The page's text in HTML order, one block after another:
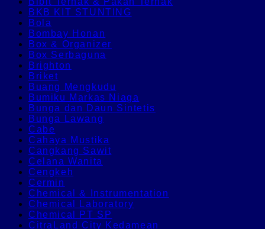
BKB KIT STUNTING
Bola
Bombay Honan
Box & Organizer
Box Serbaguna
Brighton
Briket
Buang Mengkudu
Bumiku Markas Niaga
Bunga dan Daun Sintetis
Bunga Lawang
Cabe
Cahaya Mustika
Cangkang Sawit
Celana Wanita
Cengkeh
Cermin
Chemical & Instrumentation
Chemical Laboratory
Chemical PT SP
CitraLand City Kedamean